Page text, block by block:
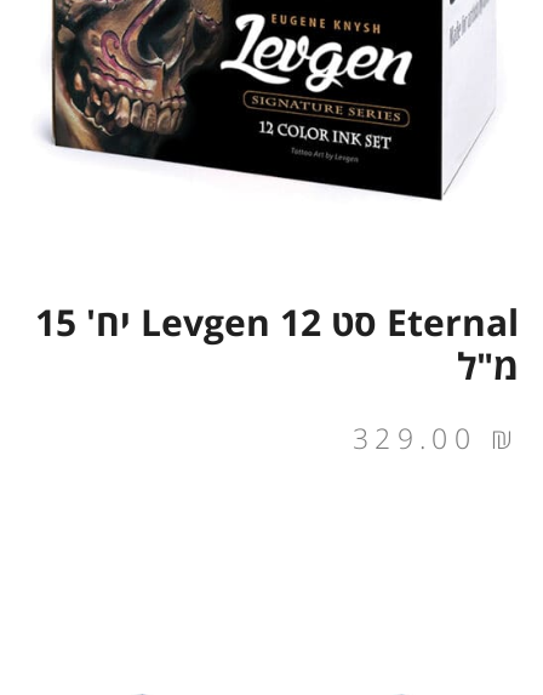
Eternal סט Levgen 12 יח' 15
מ"ל
329.00 ₪